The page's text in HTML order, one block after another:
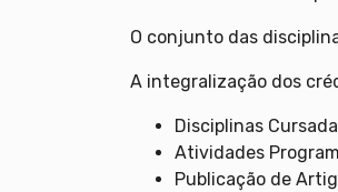
O conjunto das
A integralização dos
Disciplinas
Atividades
Publicação de